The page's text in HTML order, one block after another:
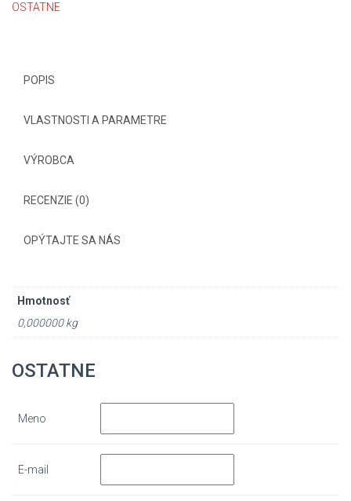
OSTATNE
POPIS
VLASTNOSTI A PARAMETRE
VÝROBCA
RECENZIE (0)
OPÝTAJTE SA NÁS
Hmotnosť
0,000000 kg
OSTATNE
Meno
E-mail